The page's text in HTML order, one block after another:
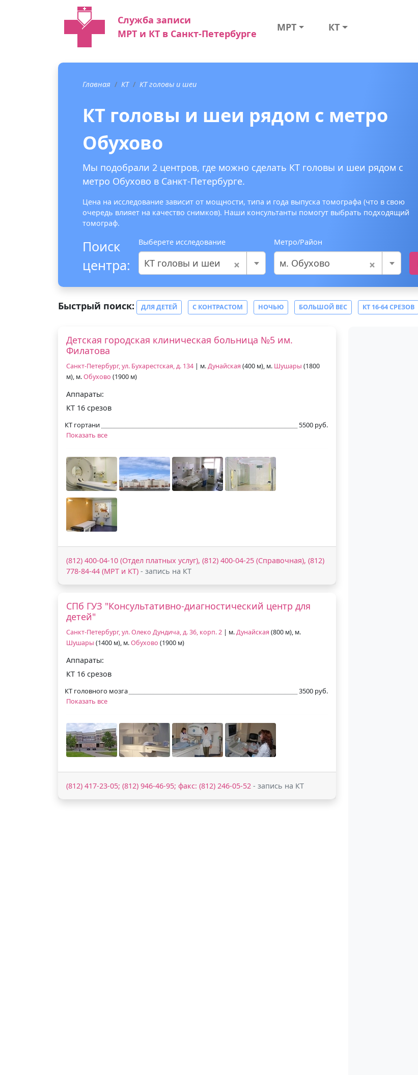
Служба записи
МРТ и КТ в Санкт-Петербурге
МРТ КТ
Главная КТ КТ головы и шеи
КТ головы и шеи рядом с метро
Обухово
Мы подобрали 2 центров, где можно сделать КТ головы и шеи рядом с
метро Обухово в Санкт-Петербурге.
Цена на исследование зависит от мощности, типа и года выпуска томографа (что в свою
очередь влияет на качество снимков). Наши консультанты помогут выбрать подходящий
томограф.
Поиск
центра:
Выберете исследование
×
КТ головы и шеи
Метро/Район
×
м. Обухово
Быстрый поиск: ДЛЯ ДЕТЕЙ С КОНТРАСТОМ НОЧЬЮ БОЛЬШОЙ ВЕС КТ 16-64 СРЕЗОВ
Детская городская клиническая больница №5 им.
Филатова
Санкт-Петербург, ул. Бухарестская, д. 134 | м.Дунайская (400 м), м. Шушары (1800
м), м.Обухово (1900 м)
Аппараты:
КТ 16 срезов
КТ гортани
5500 руб.
Показать все
(812) 400-04-10 (Отдел платных услуг), (812) 400-04-25 (Справочная), (812)
778-84-44 (МРТ и КТ) - запись на КТ
СПб ГУЗ "Консультативно-диагностический центр для
детей"
Санкт-Петербург, ул. Олеко Дундича, д. 36, корп. 2 | м.Дунайская (800 м), м.
Шушары (1400 м), м.Обухово (1900 м)
Аппараты:
КТ 16 срезов
КТ головного мозга
3500 руб.
Показать все
(812) 417-23-05; (812) 946-46-95; факс: (812) 246-05-52 - запись на КТ